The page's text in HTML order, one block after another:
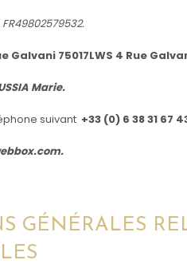
FR49802579532.
Galvani 75017LWS 4 Rue
Marie.
suivant +33 (0) 6 38 31 67
GÉNÉRALES